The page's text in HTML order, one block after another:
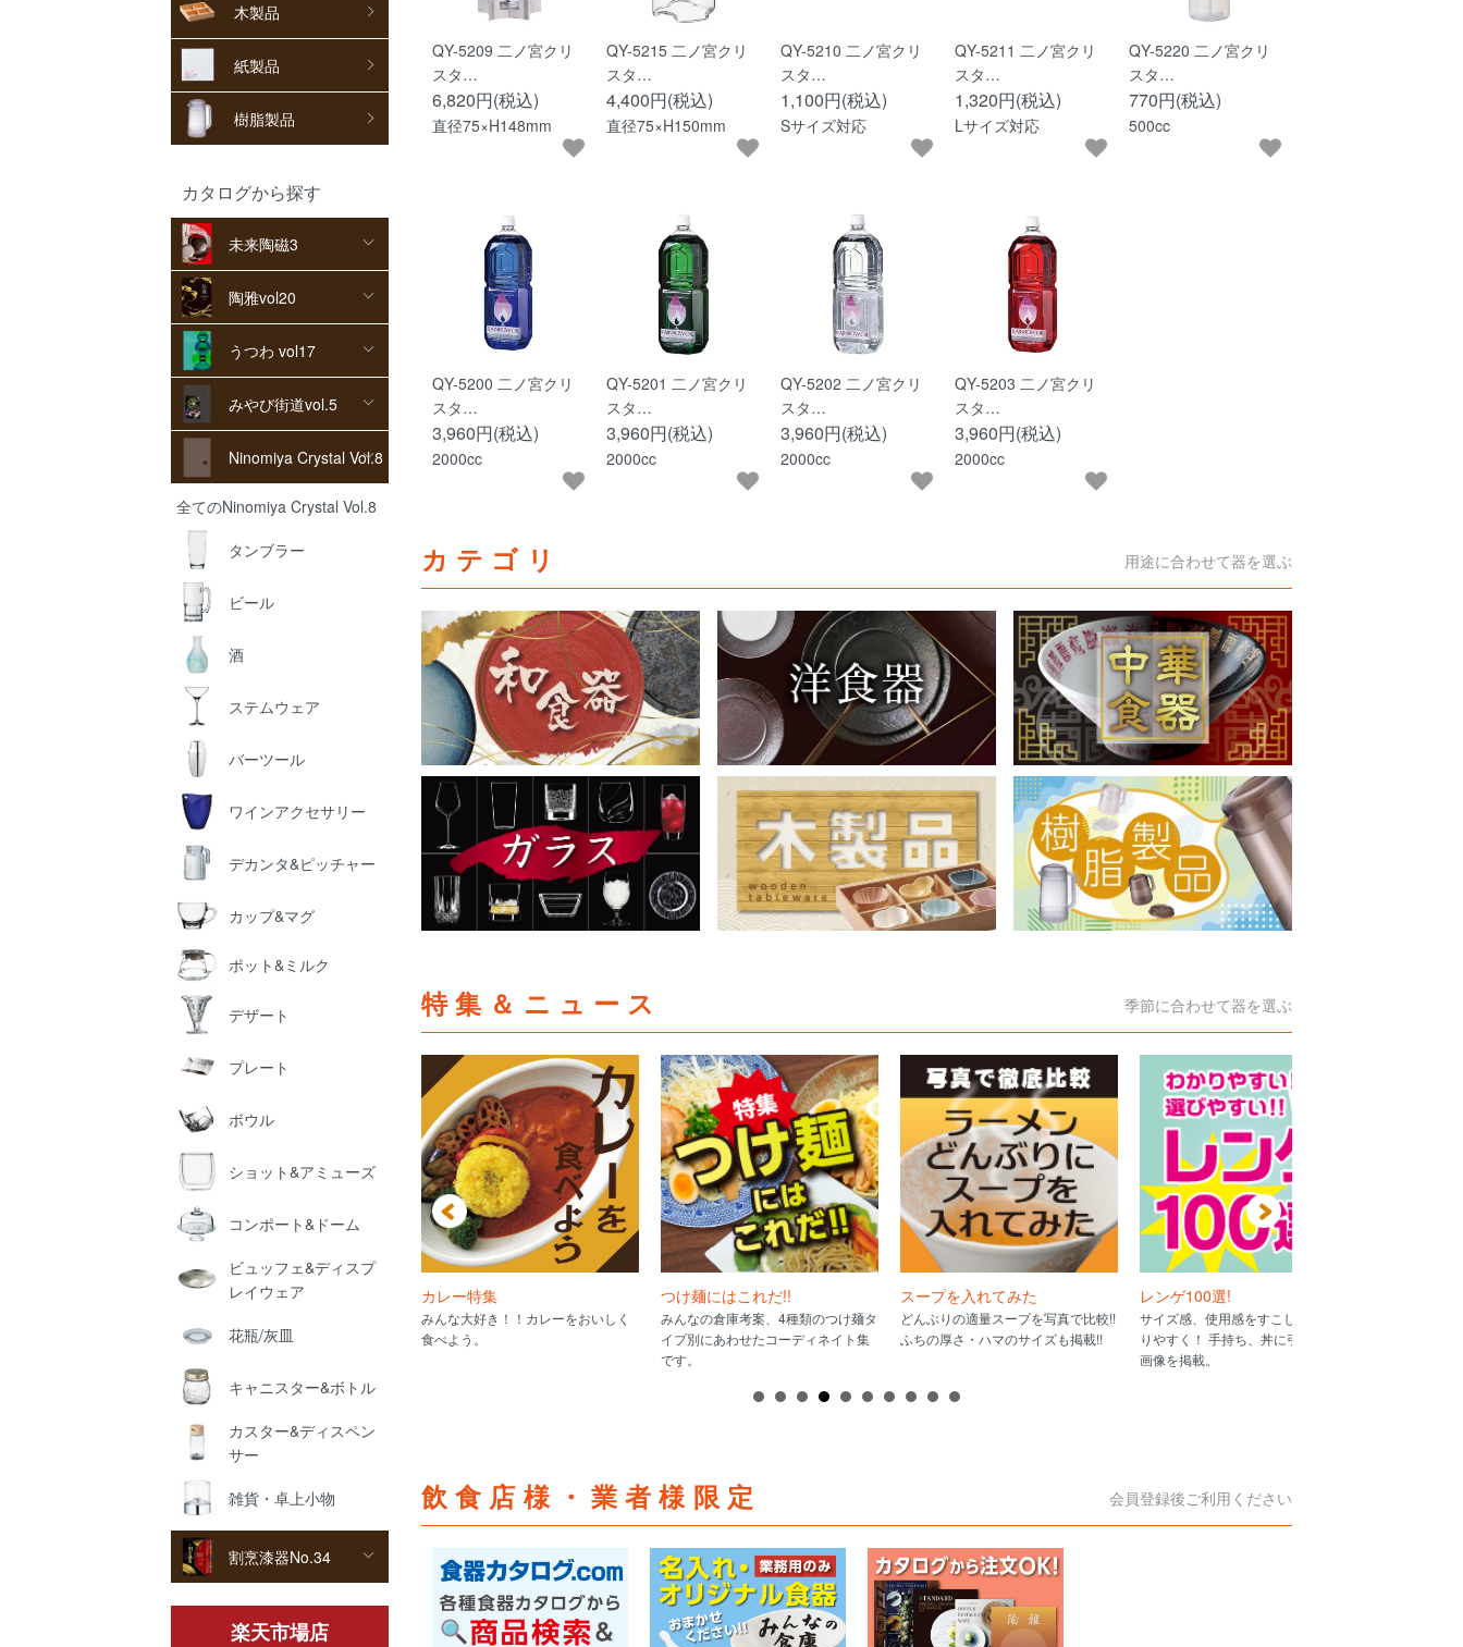
木製品
紙製品
樹脂製品
カタログから探す
未来陶磁3
陶雅vol20
うつわ vol17
みやび街道vol.5
Ninomiya Crystal Vol.8
全てのNinomiya Crystal Vol.8
タンブラー
ビール
酒
ステムウェア
バーツール
ワインアクセサリー
デカンタ&ピッチャー
カップ&マグ
ポット&ミルク
デザート
プレート
ボウル
ショット&アミューズ
コンポート&ドーム
ビュッフェ&ディスプ
レイウェア
花瓶/灰皿
キャニスター&ボトル
カスター&ディスペン
サー
雑貨・卓上小物
割烹漆器No.34
楽天市場店
QY-5209 二ノ宮クリ
スタ…
6,820円(税込)
直径75×H148mm
QY-5215 二ノ宮クリ
スタ…
4,400円(税込)
直径75×H150mm
QY-5210 二ノ宮クリ
スタ…
1,100円(税込)
Sサイズ対応
QY-5211 二ノ宮クリ
スタ…
1,320円(税込)
Lサイズ対応
QY-5220 二ノ宮クリ
スタ…
770円(税込)
500cc
QY-5200 二ノ宮クリ
スタ…
3,960円(税込)
2000cc
QY-5201 二ノ宮クリ
スタ…
3,960円(税込)
2000cc
QY-5202 二ノ宮クリ
スタ…
3,960円(税込)
2000cc
QY-5203 二ノ宮クリ
スタ…
3,960円(税込)
2000cc
カテゴリ 用途に合わせて器を選ぶ
特集＆ニュース 季節に合わせて器を選ぶ
スープ別最強丼
れを見ればバッチリ!!
カレー特集
みんな大好き！！カレーをおいしく
食べよう。
つけ麺にはこれだ!!
みんなの倉庫考案、4種類のつけ麺タ
イプ別にあわせたコーディネイト集
です。
スープを入れてみた
どんぶりの適量スープを写真で比較!!
ふちの厚さ・ハマのサイズも掲載!!
レンゲ100選!
サイズ感、使用感をすこしでもわか
りやすく！ 手持ち、丼に引っ掛けた
画像を掲載。
飲食店様・業者様限定 会員登録後ご利用ください